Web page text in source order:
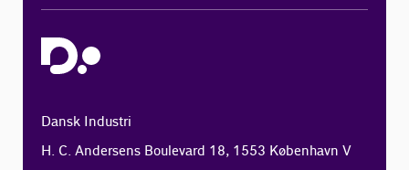
Dansk Industri
H. C. Andersens Boulevard 18, 1553 København V